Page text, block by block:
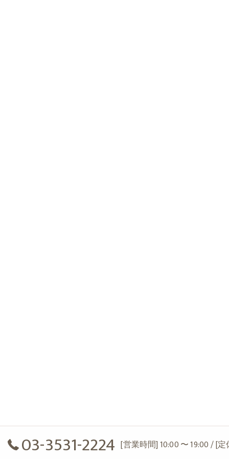
03-3531-2224 [営業時間] 10:00 〜 19:00 / [